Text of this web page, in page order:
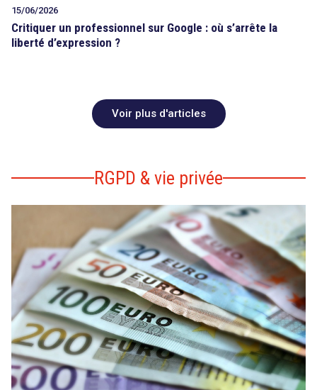
15/06/2026
Critiquer un professionnel sur Google : où s’arrête la
liberté d’expression ?
Voir plus d'articles
RGPD & vie privée